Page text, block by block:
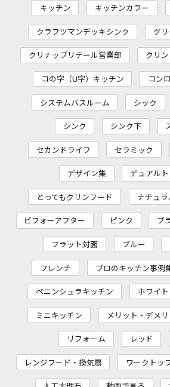
キッチン キッチンカラー
クラフツマンデッキシンク グ
クリナップリテール営業部 クリ
コの字（U字）キッチン コン
システムバスルーム シック
シンク シンク下
セカンドライフ セラミック
デザイン集 デュアル
とってもクリンフード ナチュラ
ビフォーアフター ピンク ブ
フラット対面 ブルー
フレンチ プロのキッチン事例
ペニンシュラキッチン ホワイト
ミニキッチン メリット・デメ
リフォーム レッド
レンジフード・換気扇 ワークトッ